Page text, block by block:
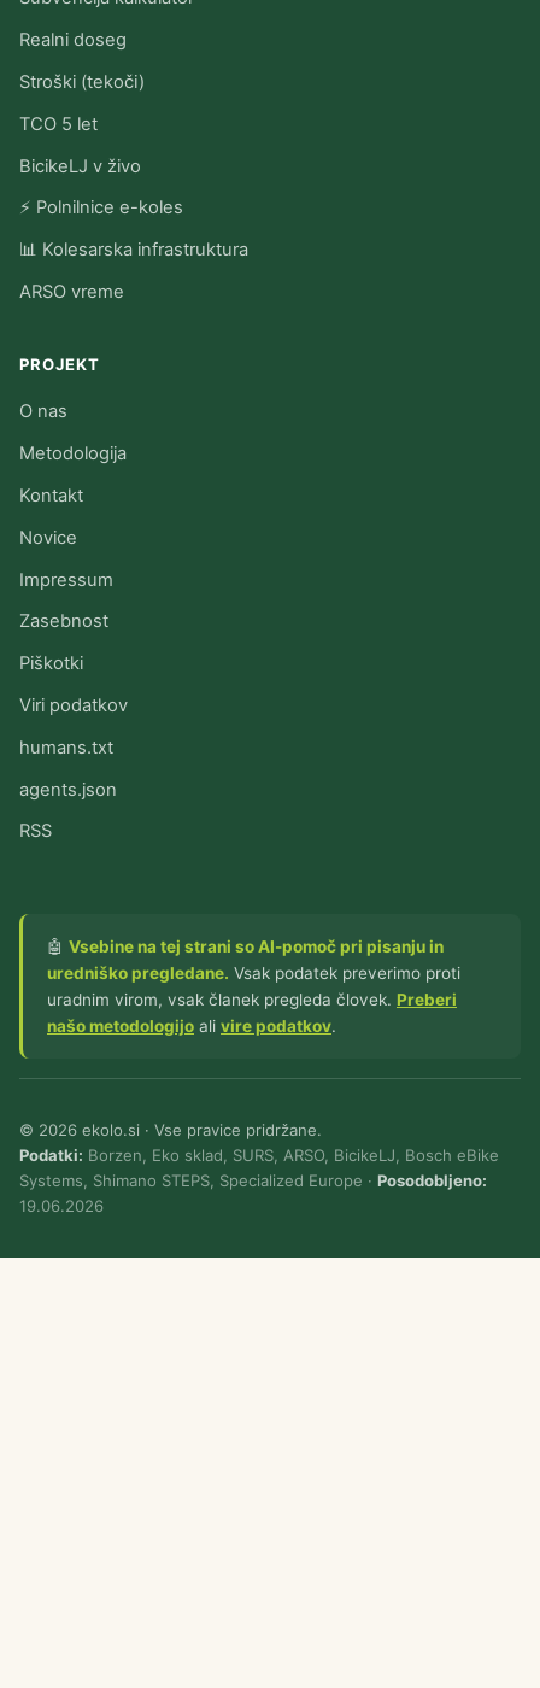
Realni doseg
Stroški (tekoči)
TCO 5 let
BicikeLJ v živo
⚡ Polnilnice e-koles
📊 Kolesarska infrastruktura
ARSO vreme
PROJEKT
O nas
Metodologija
Kontakt
Novice
Impressum
Zasebnost
Piškotki
Viri podatkov
humans.txt
agents.json
RSS
🤖 Vsebine na tej strani so AI-pomoč pri pisanju in
uredniško pregledane. Vsak podatek preverimo proti
uradnim virom, vsak članek pregleda človek. Preberi
našo metodologijo ali vire podatkov.
© 2026 ekolo.si · Vse pravice pridržane.
Podatki: Borzen, Eko sklad, SURS, ARSO, BicikeLJ, Bosch eBike
Systems, Shimano STEPS, Specialized Europe · Posodobljeno:
19.06.2026